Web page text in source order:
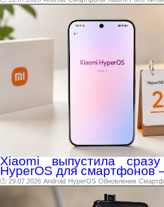
Xiaomi выпустила
HyperOS для смартфонов
🕑 29.07.2026 Android HyperOS Обновления